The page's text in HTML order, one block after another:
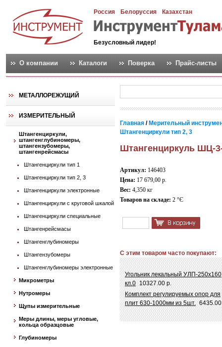
Россия Белоруссия Казахстан
Безусловный лидер!
О компании Каталоги Поверка Прайс-листы
МЕТАЛЛОРЕЖУЩИЙ
ИЗМЕРИТЕЛЬНЫЙ
Штангенциркули,
штангенглубиномеры,
штангензубомеры,
штангенрейсмасы
Штангенциркули тип 1
Штангенциркули тип 2, 3
Штангенциркули электронные
Штангенциркули с круговой шкалой
Штангенциркули специальные
Штангенрейсмасы
Штангенглубиномеры
Штангензубомеры
Штангенглубиномеры электронные
Микрометры
Нутромеры
Щупы измерительные
Меры длины, меры угловые,
кольца образцовые
Глубиномеры
Главная / Мерительный
Штангенциркули тип 2, 3
Штангенциркуль ШЦ-
Артикул: 146403
Цена: 17 679,00 р.
Вес: 4,350 кг
Товаров на складе: 2 °Є
С этим товаром часто покупают:
Угольник лекальный УЛП-250х160
кл.0 10327.00 р.
Комплект регулируемых опор для
плит 630-1000мм из 5шт.